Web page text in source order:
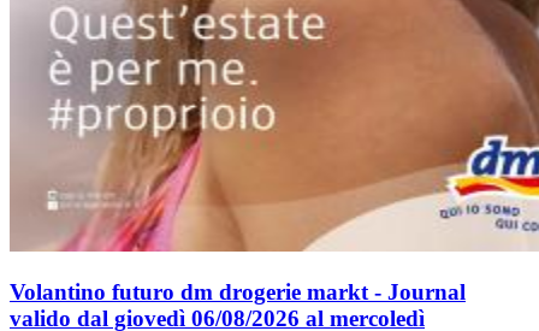
Volantino futuro dm drogerie markt - Journal
valido dal giovedì 06/08/2026 al mercoledì